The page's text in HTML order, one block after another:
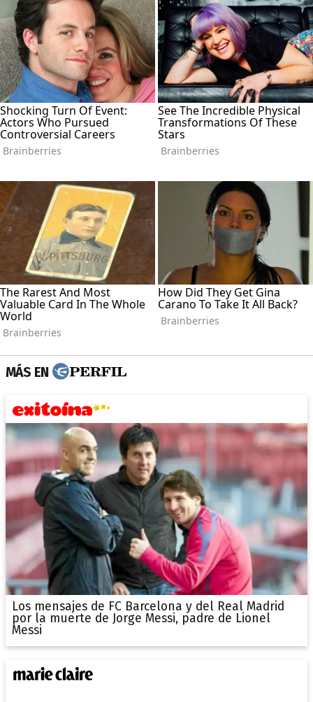
MÁS EN
Los mensajes de FC Barcelona y del Real Madrid
por la muerte de Jorge Messi, padre de Lionel
Messi